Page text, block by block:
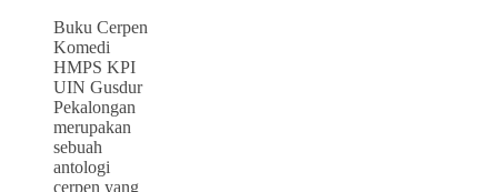
Buku Cerpen
Komedi
HMPS KPI
UIN Gusdur
Pekalongan
merupakan
sebuah
antologi
cerpen yang